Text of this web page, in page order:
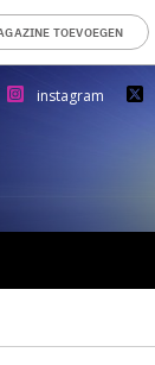
TOEVOEGEN
instagram